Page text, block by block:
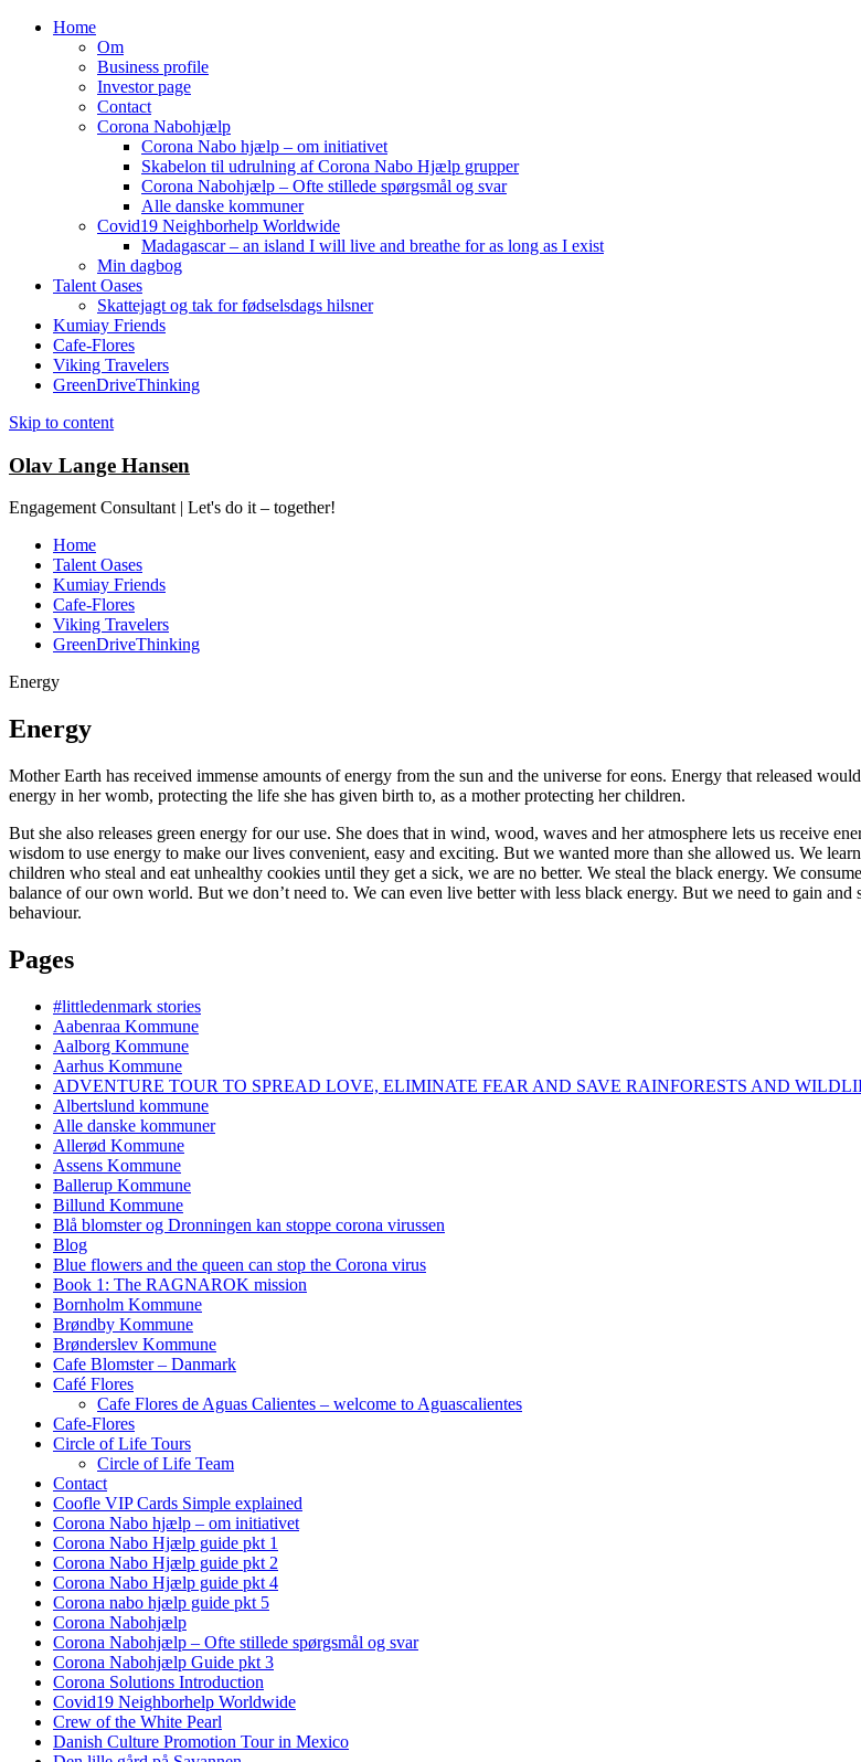
Home
Om
Business profile
Investor page
Contact
Corona Nabohjælp
Corona Nabo hjælp – om initiativet
Skabelon til udrulning af Corona Nabo Hjælp grupper
Corona Nabohjælp – Ofte stillede spørgsmål og svar
Alle danske kommuner
Covid19 Neighborhelp Worldwide
Madagascar – an island I will live and breathe for as long as I exist
Min dagbog
Talent Oases
Skattejagt og tak for fødselsdags hilsner
Kumiay Friends
Cafe-Flores
Viking Travelers
GreenDriveThinking
Skip to content
Olav Lange Hansen
Engagement Consultant | Let's do it – together!
Home
Talent Oases
Kumiay Friends
Cafe-Flores
Viking Travelers
GreenDriveThinking
Energy
Energy
Mother Earth has received immense amounts of energy from the sun and the universe for eons. Energy that released
energy in her womb, protecting the life she has given birth to, as a mother protecting her children.
But she also releases green energy for our use. She does that in wind, wood, waves and her atmosphere lets us receive
wisdom to use energy to make our lives convenient, easy and exciting. But we wanted more than she allowed us. We
children who steal and eat unhealthy cookies until they get a sick, we are no better. We steal the black energy. We
balance of our own world. But we don’t need to. We can even live better with less black energy. But we need to gain
behaviour.
Pages
#littledenmark stories
Aabenraa Kommune
Aalborg Kommune
Aarhus Kommune
ADVENTURE TOUR TO SPREAD LOVE, ELIMINATE FEAR AND SAVE RAINFORESTS AND
Albertslund kommune
Alle danske kommuner
Allerød Kommune
Assens Kommune
Ballerup Kommune
Billund Kommune
Blå blomster og Dronningen kan stoppe corona virussen
Blog
Blue flowers and the queen can stop the Corona virus
Book 1: The RAGNAROK mission
Bornholm Kommune
Brøndby Kommune
Brønderslev Kommune
Cafe Blomster – Danmark
Café Flores
Cafe Flores de Aguas Calientes – welcome to Aguascalientes
Cafe-Flores
Circle of Life Tours
Circle of Life Team
Contact
Coofle VIP Cards Simple explained
Corona Nabo hjælp – om initiativet
Corona Nabo Hjælp guide pkt 1
Corona Nabo Hjælp guide pkt 2
Corona Nabo Hjælp guide pkt 4
Corona nabo hjælp guide pkt 5
Corona Nabohjælp
Corona Nabohjælp – Ofte stillede spørgsmål og svar
Corona Nabohjælp Guide pkt 3
Corona Solutions Introduction
Covid19 Neighborhelp Worldwide
Crew of the White Pearl
Danish Culture Promotion Tour in Mexico